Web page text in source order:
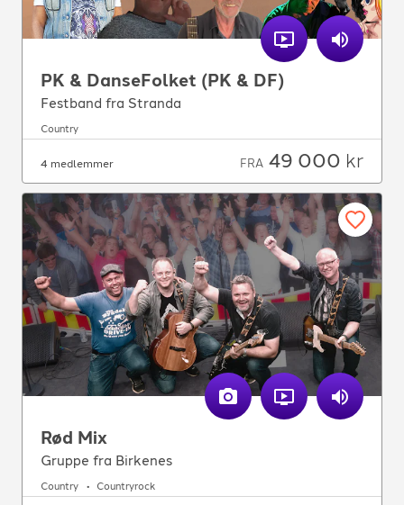
PK & DanseFolket (PK & DF)
Festband fra Stranda
Country
4 medlemmer FRA 49 000 kr
Rød Mix
Gruppe fra Birkenes
Country Countryrock